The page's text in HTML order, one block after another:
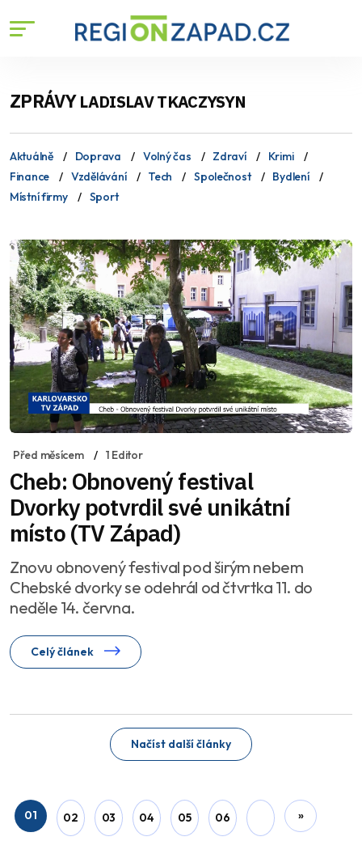
ZPRÁVYLADISLAV TKACZYSYN
Aktuálně Doprava Volný čas Zdraví
Krimi
Finance
Vzdělávání Tech Společnost
Bydlení
Místní firmy
Sport
Před měsícem 1 Editor
Cheb: Obnovený festival
Dvorky potvrdil své unikátní
místo (TV Západ)
Znovu obnovený festival pod širým nebem
Chebské dvorky se odehrál od čtvrtka 11. do
neděle 14. června.
Celý článek
Načíst další články
01 02 03 04 05 06 »